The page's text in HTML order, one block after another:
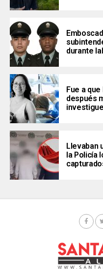
durante
Fue a
después
Llevaban
la Policía